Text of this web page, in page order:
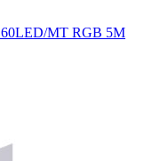
60LED/MT RGB 5M